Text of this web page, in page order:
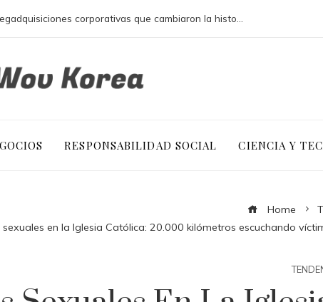
RESPONSABILIDAD SOCIAL CIENCIA Y
Home
en la Iglesia Católica: 20.000 kilómetros escuchando